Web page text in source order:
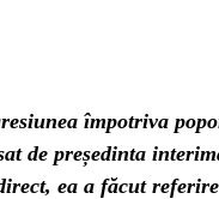
împotriva
de președinta
ea a făcut